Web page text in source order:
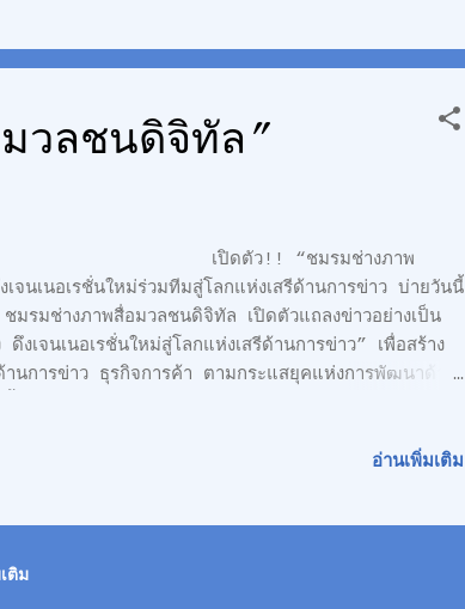
พื่อบูรณาการความร่วมมือระหว่างภาคความมั่นคง และ
วลชนดิจิทัล”
มรมช่างภาพ
นเนอเรชั่นใหม่ร่วมทีมสู่โลกแห่งเสรีด้านการข่าว บ่ายวันนี้
ช่างภาพสื่อมวลชนดิจิทัล เปิดตัวแถลงข่าวอย่างเป็น
เจนเนอเรชั่นใหม่สู่โลกแห่งเสรีด้านการข่าว” เพื่อสร้าง
นการข่าว ธุรกิจการค้า ตามกระแสยุคแห่งการพัฒนาด้าน
ท่องเที่ยว และสื่อมวลชน ณ ห้อง Diamond Grand
อ่านเพิ่มเติม
ติม